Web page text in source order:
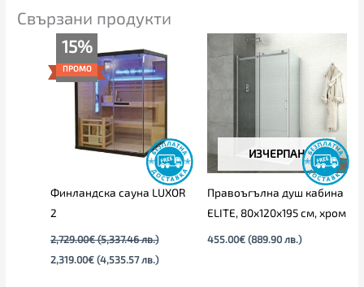
Свързани продукти
15%
ПРОМО
Финландска сауна LUXOR
2
2,729.00€ (5,337.46 лв.)
Original
price
was:
2,729.00€
2,319.00€ (4,535.57 лв.)
цена
е:
2,319.00€
(4,535.57
лв.).
ИЗЧЕРПАН
Правоъгълна душ кабина
ELITE, 80х120х195 см, хром
455.00€ (889.90 лв.)